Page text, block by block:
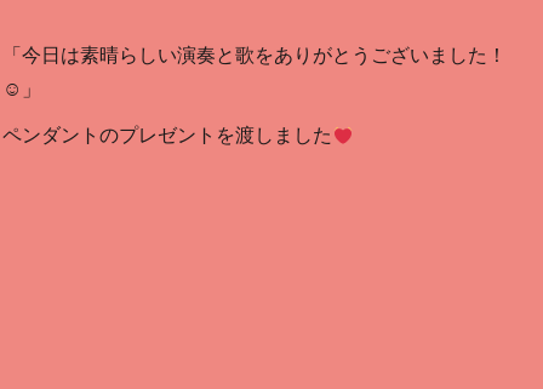
「今日は素晴らしい演奏と歌をありがとうございました！
☺」
ペンダントのプレゼントを渡しました